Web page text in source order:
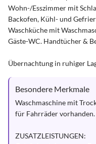
Wohn-/Esszimmer mit
Backofen, Kühl- und
Waschküche mit
Gäste-WC. Handtücher &
Übernachtung in ruhiger
Besondere Merkmale
Waschmaschine mit
für Fahrräder
ZUSATZLEISTUNGEN: